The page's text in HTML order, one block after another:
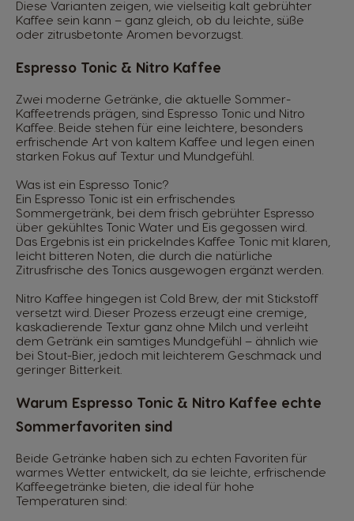
Diese Varianten zeigen, wie vielseitig kalt gebrühter
Kaffee sein kann – ganz gleich, ob du leichte, süße
oder zitrusbetonte Aromen bevorzugst.
Espresso Tonic & Nitro Kaffee
Zwei moderne Getränke, die aktuelle Sommer-
Kaffeetrends prägen, sind Espresso Tonic und Nitro
Kaffee. Beide stehen für eine leichtere, besonders
erfrischende Art von kaltem Kaffee und legen einen
starken Fokus auf Textur und Mundgefühl.
Was ist ein Espresso Tonic?
Ein Espresso Tonic ist ein erfrischendes
Sommergetränk, bei dem frisch gebrühter Espresso
über gekühltes Tonic Water und Eis gegossen wird.
Das Ergebnis ist ein prickelndes Kaffee Tonic mit klaren,
leicht bitteren Noten, die durch die natürliche
Zitrusfrische des Tonics ausgewogen ergänzt werden.
Nitro Kaffee hingegen ist Cold Brew, der mit Stickstoff
versetzt wird. Dieser Prozess erzeugt eine cremige,
kaskadierende Textur ganz ohne Milch und verleiht
dem Getränk ein samtiges Mundgefühl – ähnlich wie
bei Stout-Bier, jedoch mit leichterem Geschmack und
geringer Bitterkeit.
Warum Espresso Tonic & Nitro Kaffee echte
Sommerfavoriten sind
Beide Getränke haben sich zu echten Favoriten für
warmes Wetter entwickelt, da sie leichte, erfrischende
Kaffeegetränke bieten, die ideal für hohe
Temperaturen sind: